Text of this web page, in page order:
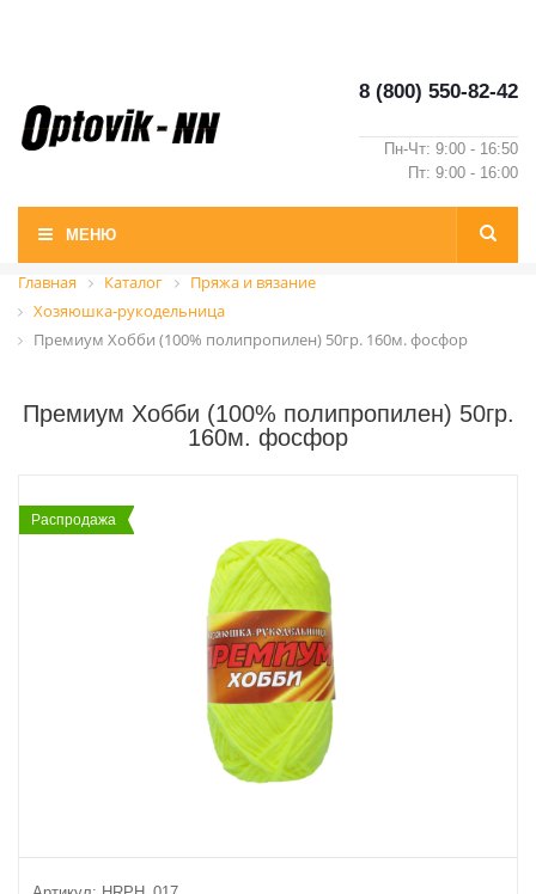
8 (800) 550-82-42
Пн-Чт: 9:00 - 16:50
Пт: 9:00 - 16:00
МЕНЮ
Главная Каталог
Пряжа и вязание
Хозяюшка-рукодельница
Премиум Хобби (100% полипропилен) 50гр. 160м. фосфор
Премиум Хобби (100% полипропилен) 50гр.
160м. фосфор
Распродажа